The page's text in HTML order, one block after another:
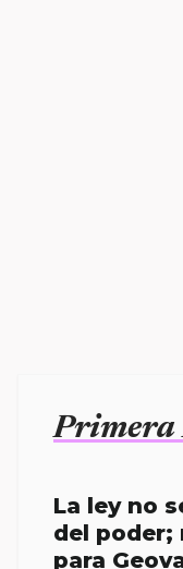
Primera
La ley no
del poder;
para